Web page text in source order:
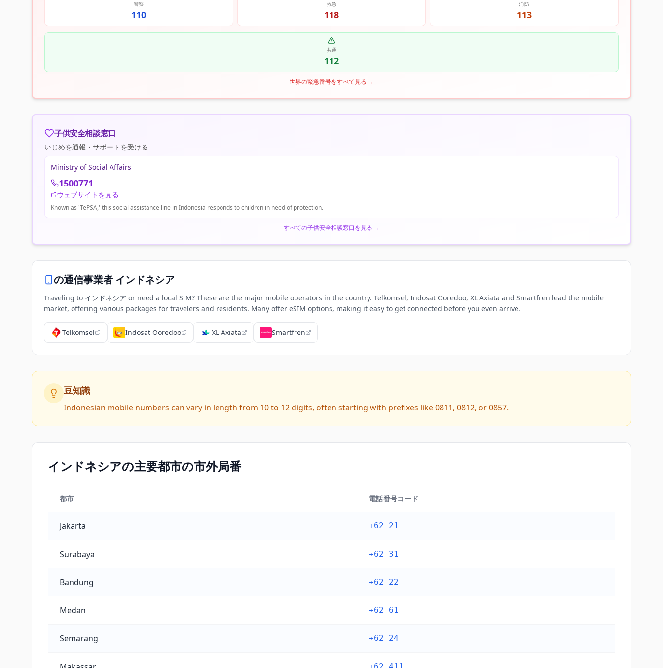
警察
110
救急
118
消防
113
共通
112
世界の緊急番号をすべて見る →
子供安全相談窓口
いじめを通報・サポートを受ける
Ministry of Social Affairs
1500771
ウェブサイトを見る
Known as 'TePSA,' this social assistance line in Indonesia responds to children in need of protection.
すべての子供安全相談窓口を見る →
の通信事業者 インドネシア
Traveling to インドネシア or need a local SIM? These are the major mobile operators in the country. Telkomsel, Indosat Ooredoo, XL Axiata and Smartfren lead the mobile
market, offering various packages for travelers and residents. Many offer eSIM options, making it easy to get connected before you even arrive.
Telkomsel Indosat Ooredoo XL Axiata Smartfren
豆知識
Indonesian mobile numbers can vary in length from 10 to 12 digits, often starting with prefixes like 0811, 0812, or 0857.
インドネシアの主要都市の市外局番
都市 電話番号コード
Jakarta +62 21
Surabaya +62 31
Bandung +62 22
Medan +62 61
Semarang +62 24